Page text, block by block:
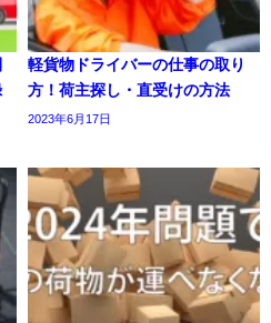
軽貨物ドライバーの仕事の取り
方！荷主探し・直受けの方法
2023年6月17日